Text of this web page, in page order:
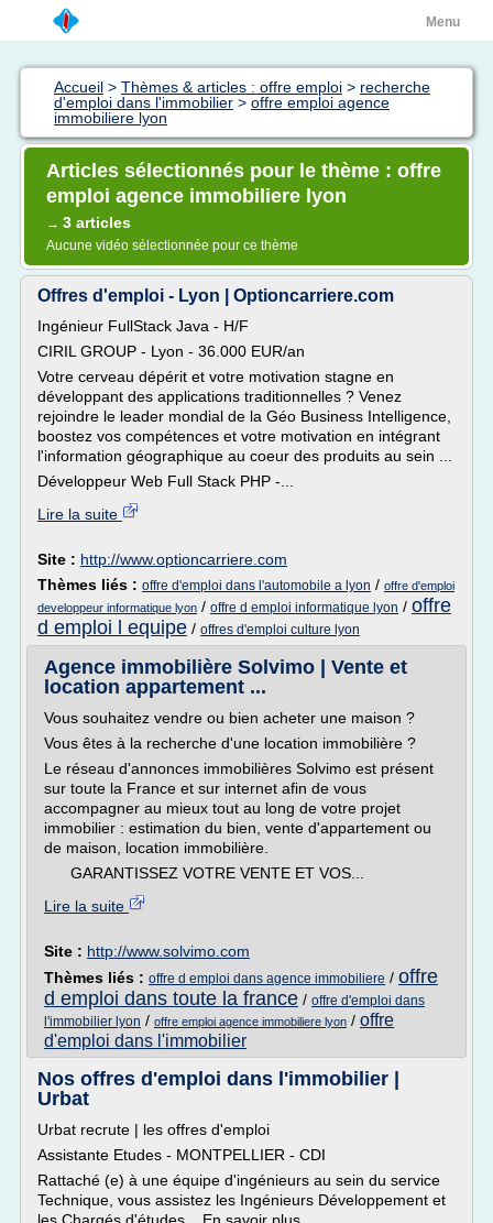
Menu
Accueil > Thèmes & articles : offre emploi > recherche
d'emploi dans l'immobilier > offre emploi agence
immobiliere lyon
Articles sélectionnés pour le thème : offre
emploi agence immobiliere lyon
→ 3 articles
Aucune vidéo sélectionnée pour ce thème
Offres d'emploi - Lyon | Optioncarriere.com
Ingénieur FullStack Java - H/F
CIRIL GROUP - Lyon - 36.000 EUR/an
Votre cerveau dépérit et votre motivation stagne en
développant des applications traditionnelles ? Venez
rejoindre le leader mondial de la Géo Business Intelligence,
boostez vos compétences et votre motivation en intégrant
l'information géographique au coeur des produits au sein ...
Développeur Web Full Stack PHP -...
Lire la suite
Site : http://www.optioncarriere.com
Thèmes liés : offre d'emploi dans l'automobile a lyon / offre d'emploi
developpeur informatique lyon / offre d emploi informatique lyon / offre
d emploi l equipe / offres d'emploi culture lyon
Agence immobilière Solvimo | Vente et
location appartement ...
Vous souhaitez vendre ou bien acheter une maison ?
Vous êtes à la recherche d'une location immobilière ?
Le réseau d'annonces immobilières Solvimo est présent
sur toute la France et sur internet afin de vous
accompagner au mieux tout au long de votre projet
immobilier : estimation du bien, vente d'appartement ou
de maison, location immobilière.
GARANTISSEZ VOTRE VENTE ET VOS...
Lire la suite
Site : http://www.solvimo.com
Thèmes liés : offre d emploi dans agence immobiliere / offre
d emploi dans toute la france / offre d'emploi dans
l'immobilier lyon / offre emploi agence immobiliere lyon / offre
d'emploi dans l'immobilier
Nos offres d'emploi dans l'immobilier |
Urbat
Urbat recrute | les offres d'emploi
Assistante Etudes - MONTPELLIER - CDI
Rattaché (e) à une équipe d'ingénieurs au sein du service
Technique, vous assistez les Ingénieurs Développement et